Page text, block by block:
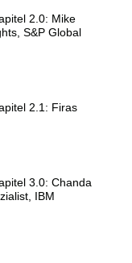
2.0: Mike
S&P Global
2.1: Firas
3.0: Chanda
IBM